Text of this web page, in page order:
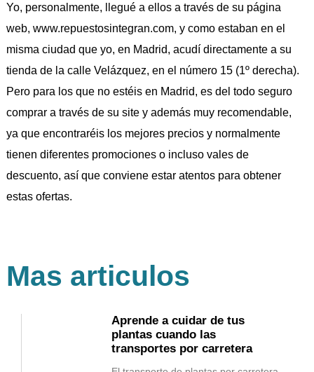
Yo, personalmente, llegué a ellos a través de su página
web, www.repuestosintegran.com, y como estaban en el
misma ciudad que yo, en Madrid, acudí directamente a su
tienda de la calle Velázquez, en el número 15 (1º derecha).
Pero para los que no estéis en Madrid, es del todo seguro
comprar a través de su site y además muy recomendable,
ya que encontraréis los mejores precios y normalmente
tienen diferentes promociones o incluso vales de
descuento, así que conviene estar atentos para obtener
estas ofertas.
Mas articulos
Aprende a cuidar de tus
plantas cuando las
transportes por carretera